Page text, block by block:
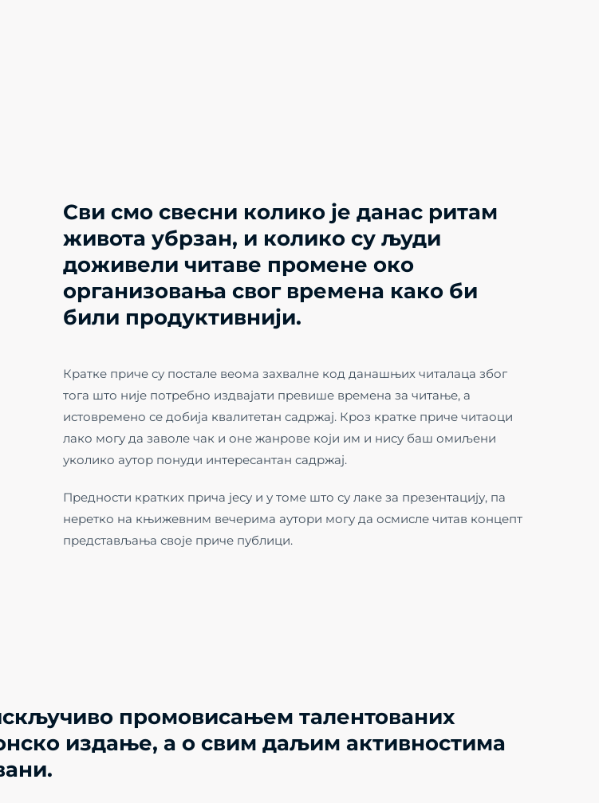
Сви смо свесни колико је данас ритам
живота убрзан, и колико су људи
доживели читаве промене око
организовања свог времена како би
били продуктивнији.
Кратке приче су постале веома захвалне код данашњих читалаца због
тога што није потребно издвајати превише времена за читање, а
истовремено се добија квалитетан садржај. Кроз кратке приче читаоци
лако могу да заволе чак и оне жанрове који им и нису баш омиљени
уколико аутор понуди интересантан садржај.
Предности кратких прича јесу и у томе што су лаке за презентацију, па
неретко на књижевним вечерима аутори могу да осмисле читав концепт
представљања своје приче публици.
промовисањем талентованих
издање, а о свим даљим активностима